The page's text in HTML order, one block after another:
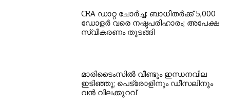
CRA ഡാറ്റ ചോർച്ച: ബാധിതർക്ക് 5,000
ഡോളർ വരെ നഷ്ടപരിഹാരം; അപേക്ഷ
സ്വീകരണം തുടങ്ങി
മാരിടൈംസിൽ വീണ്ടും ഇന്ധനവില
ഇടിഞ്ഞു; പെട്രോളിനും ഡീസലിനും
വൻ വിലക്കുറവ്